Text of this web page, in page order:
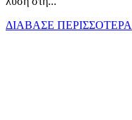
ΔΙΑΒΑΣΕ ΠΕΡΙΣΣΟΤΕΡΑ